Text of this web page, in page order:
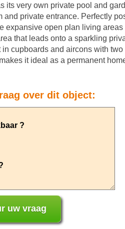
very own private pool and
private entrance. Perfectly
open plan living
that leads onto a sparkling
cupboards and aircons with
it ideal as a permanent
over dit object: